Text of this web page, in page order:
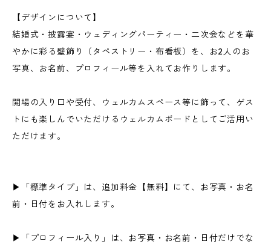
【デザインについて】
結婚式・披露宴・ウェディングパーティー・二次会などを華
やかに彩る壁飾り（タペストリー・布看板）を、お2人のお
写真、お名前、プロフィール等を入れてお作りします。
開場の入り口や受付、ウェルカムスペース等に飾って、ゲス
トにも楽しんでいただけるウェルカムボードとしてご活用い
ただけます。
▶「標準タイプ」は、追加料金【無料】にて、お写真・お名
前・日付をお入れします。
▶「プロフィール入り」は、お写真・お名前・日付だけでな